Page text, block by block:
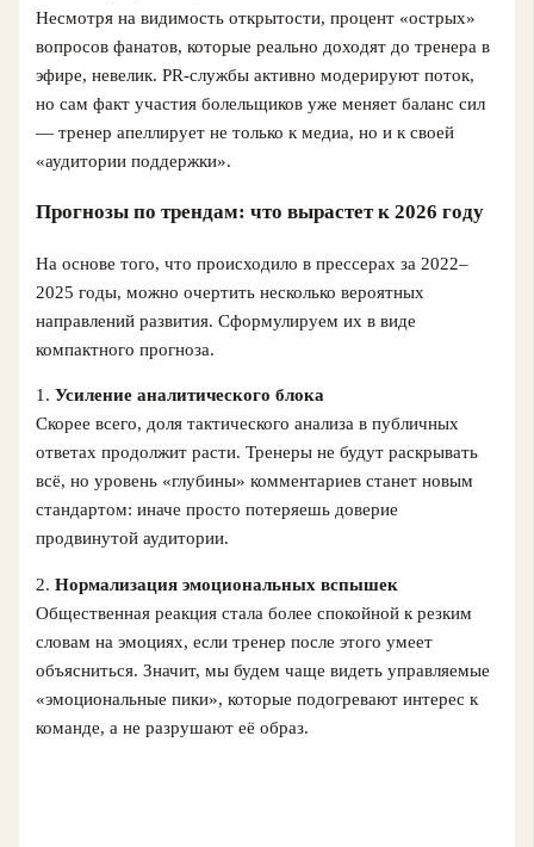
Несмотря на видимость открытости, процент «острых»
вопросов фанатов, которые реально доходят до тренера в
эфире, невелик. PR‑службы активно модерируют поток,
но сам факт участия болельщиков уже меняет баланс сил
— тренер апеллирует не только к медиа, но и к своей
«аудитории поддержки».
Прогнозы по трендам: что вырастет к 2026 году
На основе того, что происходило в прессерах за 2022–
2025 годы, можно очертить несколько вероятных
направлений развития. Сформулируем их в виде
компактного прогноза.
1.Усиление аналитического блока
Скорее всего, доля тактического анализа в публичных
ответах продолжит расти. Тренеры не будут раскрывать
всё, но уровень «глубины» комментариев станет новым
стандартом: иначе просто потеряешь доверие
продвинутой аудитории.
2.Нормализация эмоциональных вспышек
Общественная реакция стала более спокойной к резким
словам на эмоциях, если тренер после этого умеет
объясниться. Значит, мы будем чаще видеть управляемые
«эмоциональные пики», которые подогревают интерес к
команде, а не разрушают её образ.